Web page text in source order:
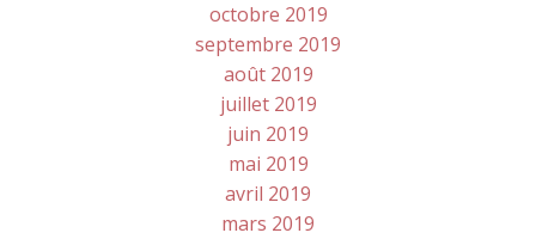
octobre 2019
septembre 2019
août 2019
juillet 2019
juin 2019
mai 2019
avril 2019
mars 2019